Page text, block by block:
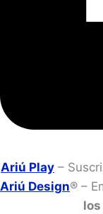
Ariú Play –
Ariú Design® –